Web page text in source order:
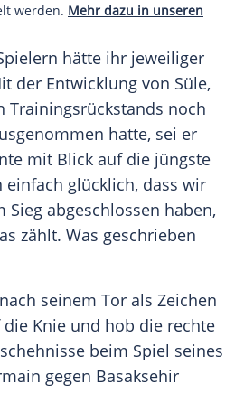
werden. Mehr dazu in unseren
hätte ihr jeweiliger
der Entwicklung von Süle,
Trainingsrückstands noch
hatte, sei er
mit Blick auf die jüngste
glücklich, dass wir
abgeschlossen haben,
zählt. Was geschrieben
seinem Tor als Zeichen
die Knie und hob die rechte
beim Spiel seines
gegen Basaksehir